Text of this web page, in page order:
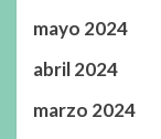
mayo 2024
abril 2024
marzo 2024